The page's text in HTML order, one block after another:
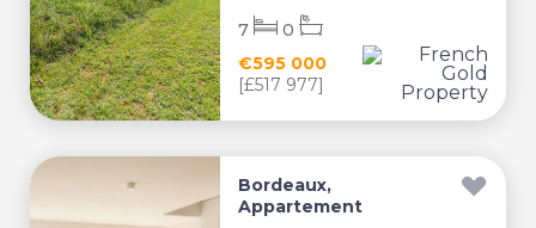
€595 000
[£517 977]
7 0
Bordeaux,
Appartement